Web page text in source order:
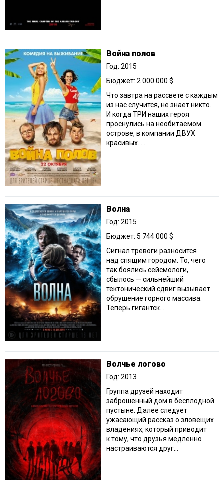
Война полов
Год: 2015
Бюджет: 2 000 000 $
Что завтра на рассвете с каждым
из нас случится, не знает никто.
И когда ТРИ наших героя
проснулись на необитаемом
острове, в компании ДВУХ
красивых…...
Волна
Год: 2015
Бюджет: 5 744 000 $
Сигнал тревоги разносится
над спящим городом. То, чего
так боялись сейсмологи,
сбылось — сильнейший
тектонический сдвиг вызывает
обрушение горного массива.
Теперь гигантск...
Волчье логово
Год: 2013
Группа друзей находит
заброшенный дом в бесплодной
пустыне. Далее следует
ужасающий рассказ о зловещих
владениях, который приводит
к тому, что друзья медленно
настраиваются друг...